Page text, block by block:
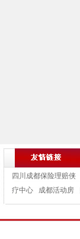
四川成都保险理赔侠
疗中心
成都活动房